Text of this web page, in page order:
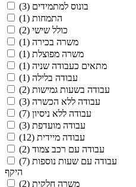
בונוס למתמידים (3)
התמחות (1)
כולל שישי (2)
משרה בכירה (1)
משרה מפוצלת (1)
מתאים כעבודה שניה (1)
עבודה בלילה (1)
עבודה בשעות גמישות (2)
עבודה ללא הכשרה (3)
עבודה ללא ניסיון (7)
עבודה מועדפת (3)
עבודה מיידית (12)
עבודה עם רכב צמוד (2)
עבודה עם שעות נוספות (7)
היקף
משרה חלקית (2)